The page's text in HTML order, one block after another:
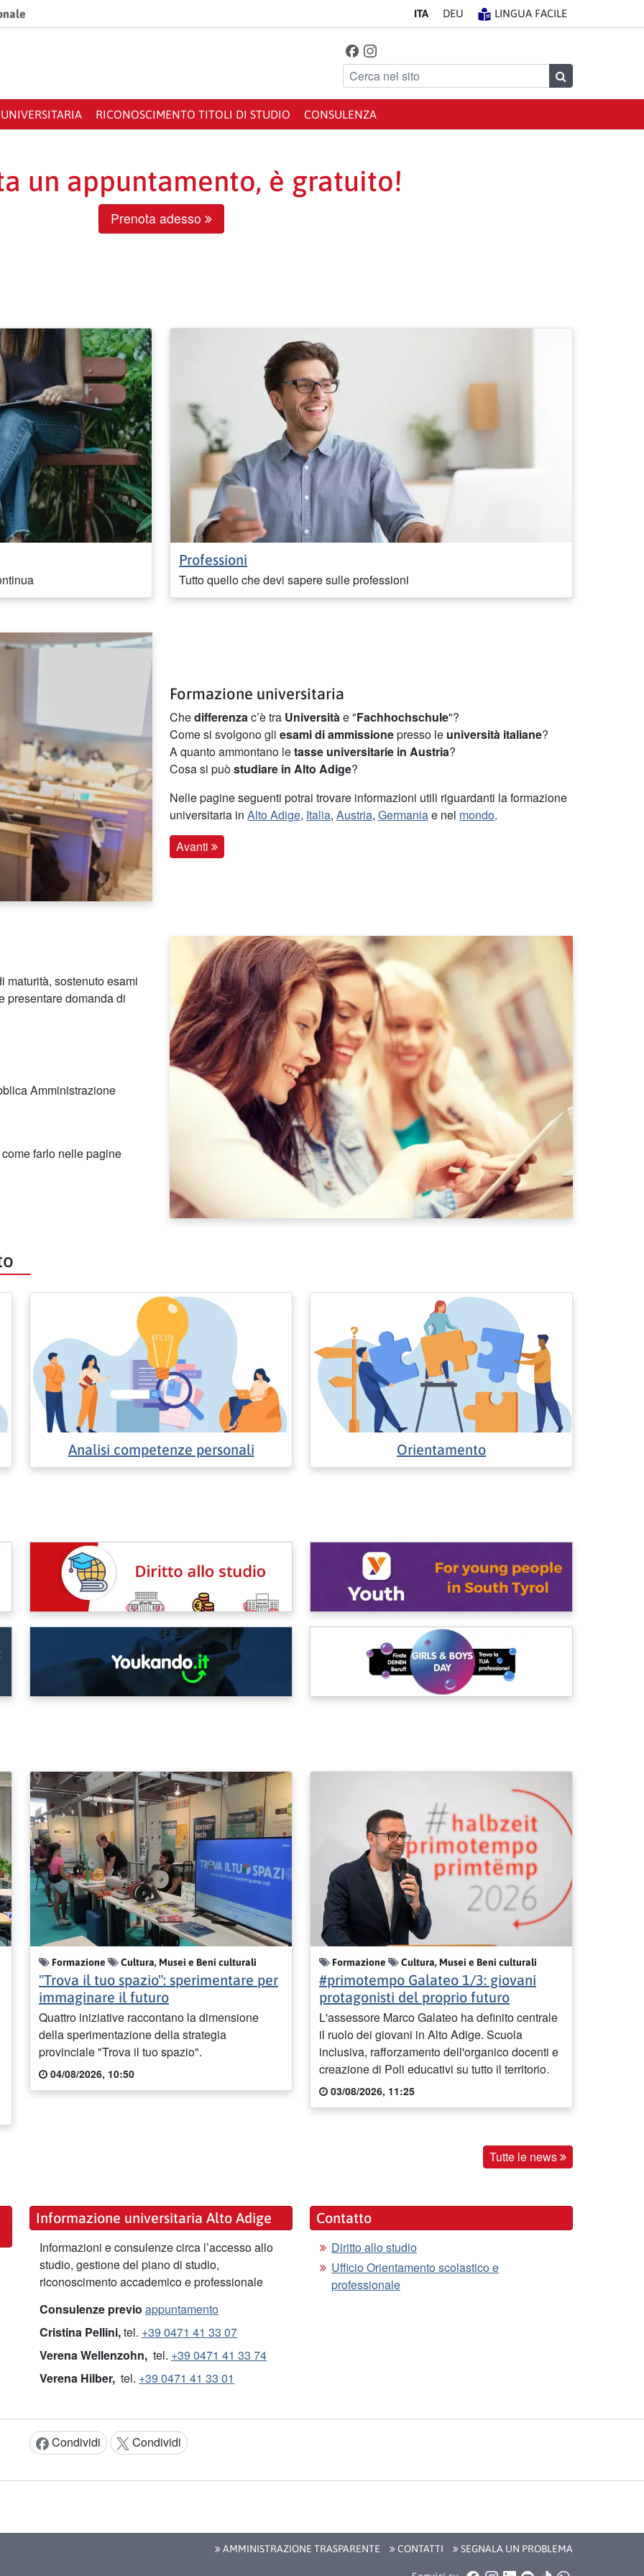
ITA DEU LINGUA FACILE
Seguici su
Facebook
Instagram
Cerca nel sito
RICONOSCIMENTO TITOLI DI STUDIO CONSULENZA
un appuntamento, è gratuito!
Prenota adesso
Professioni
Tutto quello che devi sapere sulle professioni
Formazione universitaria
Chedifferenzac’è tra Universitàe "Fachhochschule"?
Come si svolgono gli esami di ammissionepresso le università italiane?
A quanto ammontano letasse universitarie in Austria?
Cosa si puòstudiare in Alto Adige?
Nelle pagine seguenti potrai trovare informazioni utili riguardanti la formazione
universitaria in Alto Adige, Italia, Austria, Germaniae nel mondo.
Avanti
maturità, sostenuto esami
presentare domanda di
Amministrazione
farlo nelle pagine
Analisi competenze personali Orientamento
Formazione Cultura, Musei e Beni culturali
"Trova il tuo spazio": sperimentare per
immaginare il futuro
Quattro iniziative raccontano la dimensione
della sperimentazione della strategia
provinciale "Trova il tuo spazio".
04/08/2026, 10:50
Formazione Cultura, Musei e Beni culturali
#primotempo Galateo 1/3: giovani
protagonisti del proprio futuro
L'assessore Marco Galateo ha definito centrale
il ruolo dei giovani in Alto Adige. Scuola
inclusiva, rafforzamento dell'organico docenti e
creazione di Poli educativi su tutto il territorio.
03/08/2026, 11:25
Tutte le news
Informazione universitaria Alto Adige
Informazioni e consulenze circa l’accesso allo
studio, gestione del piano di studio,
riconoscimento accademico e professionale
Consulenze previo appuntamento
Cristina Pellini,tel. +39 0471 41 33 07
Verena Wellenzohn, tel. +39 0471 41 33 74
Verena Hilber, tel. +39 0471 41 33 01
Contatto
Diritto allo studio
Ufficio Orientamento scolastico e
professionale
Condividi:
Condividi Condividi
AMMINISTRAZIONE TRASPARENTE CONTATTI SEGNALA UN PROBLEMA